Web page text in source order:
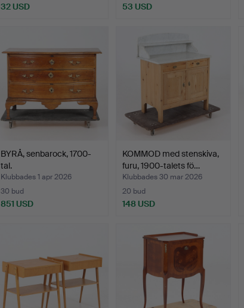
32 USD 53 USD
BYRÅ, senbarock, 1700-
tal.
Klubbades 1 apr 2026
30 bud
851 USD
KOMMOD med stenskiva,
furu, 1900-talets fö…
Klubbades 30 mar 2026
20 bud
148 USD